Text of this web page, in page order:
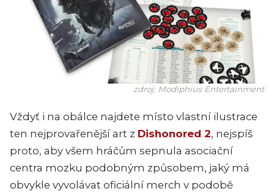
zdroj: Modiphius Entertainment
Vždyť i na obálce najdete místo vlastní ilustrace
ten nejprovařenější art z Dishonored 2, nejspíš
proto, aby všem hráčům sepnula asociační
centra mozku podobným způsobem, jaký má
obvykle vyvolávat oficiální merch v podobě